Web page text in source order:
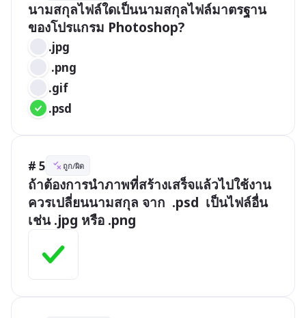
นามสกุลไฟล์ใดเป็นนามสกุลไฟล์มาตรฐาน
ของโปรแกรม Photoshop?
.jpg
.png
.gif
.psd
# 5 ถูก/ผิด
ถ้าต้องการนำภาพที่สร้างเสร็จแล้วไปใช้งาน
ควรเปลี่ยนนามสกุล จาก  .psd  เป็นไฟล์อื่น
เช่น .jpg หรือ .png